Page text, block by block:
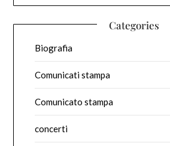
Categories
Biografia
Comunicati stampa
Comunicato stampa
concerti